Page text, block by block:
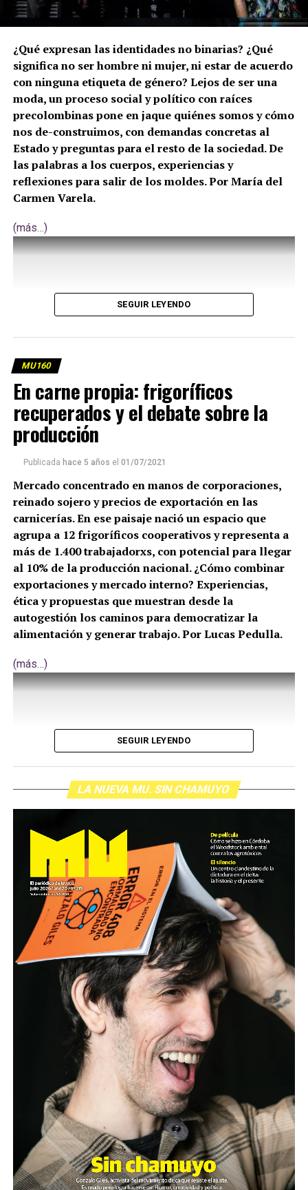
¿Qué expresan las identidades no binarias? ¿Qué
significa no ser hombre ni mujer, ni estar de acuerdo
con ninguna etiqueta de género? Lejos de ser una
moda, un proceso social y político con raíces
precolombinas pone en jaque quiénes somos y cómo
nos de-construimos, con demandas concretas al
Estado y preguntas para el resto de la sociedad. De
las palabras a los cuerpos, experiencias y
reflexiones para salir de los moldes. Por María del
Carmen Varela.
(más…)
SEGUIR LEYENDO
MU160
En carne propia: frigoríficos
recuperados y el debate sobre la
producción
Publicada hace 5 años el 01/07/2021
Mercado concentrado en manos de corporaciones,
reinado sojero y precios de exportación en las
carnicerías. En ese paisaje nació un espacio que
agrupa a 12 frigoríficos cooperativos y representa a
más de 1.400 trabajadorxs, con potencial para llegar
al 10% de la producción nacional. ¿Cómo combinar
exportaciones y mercado interno? Experiencias,
ética y propuestas que muestran desde la
autogestión los caminos para democratizar la
alimentación y generar trabajo. Por Lucas Pedulla.
(más…)
SEGUIR LEYENDO
LA NUEVA MU. SIN CHAMUYO